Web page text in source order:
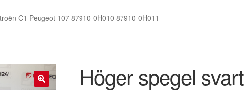
C1 Peugeot 107 87910-0H010 87910-0H011
Höger spegel svart